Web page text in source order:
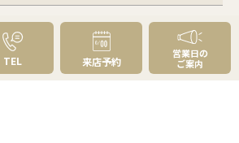
TEL 来店予約
営業日の
ご案内